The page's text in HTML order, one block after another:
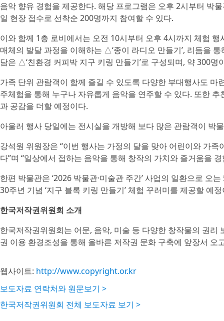
음악 향유 경험을 제공한다. 해당 프로그램은 오후 2시부터 박
일 현장 접수로 선착순 200명까지 참여할 수 있다.
이와 함께 1층 로비에서는 오전 10시부터 오후 4시까지 체험
매체의 발달 과정을 이해하는 △‘종이 라디오 만들기’, 리듬을
담은 △‘친환경 커피박 지구 키링 만들기’로 구성되며, 약 300명
가족 단위 관람객이 함께 즐길 수 있도록 다양한 부대행사도
주체험을 통해 누구나 자유롭게 음악을 연주할 수 있다. 또한
과 공감을 더할 예정이다.
아울러 행사 당일에는 전시실을 개방해 보다 많은 관람객이 박
강석원 위원장은 “이번 행사는 가정의 달을 맞아 어린이와 가
다”며 “일상에서 접하는 음악을 통해 창작의 가치와 즐거움을
한편 박물관은 ‘2026 박물관·미술관 주간’ 사업의 일환으로
30주년 기념 ‘지구 블록 키링 만들기’ 체험 꾸러미를 제공할 예
한국저작권위원회 소개
한국저작권위원회는 어문, 음악, 미술 등 다양한 창작물의 권
권 이용 환경조성을 통해 올바른 저작권 문화 구축에 앞장서 오
웹사이트: http://www.copyright.or.kr
보도자료 연락처와 원문보기 >
한국저작권위원회 전체 보도자료 보기 >